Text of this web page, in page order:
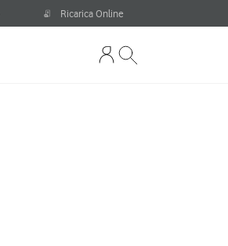
Ricarica Online